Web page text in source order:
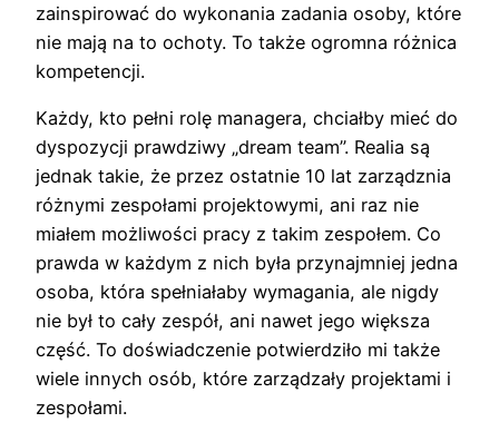
zainspirować do wykonania zadania osoby, które
nie mają na to ochoty. To także ogromna różnica
kompetencji.
Każdy, kto pełni rolę managera, chciałby mieć do
dyspozycji prawdziwy „dream team”. Realia są
jednak takie, że przez ostatnie 10 lat zarządznia
różnymi zespołami projektowymi, ani raz nie
miałem możliwości pracy z takim zespołem. Co
prawda w każdym z nich była przynajmniej jedna
osoba, która spełniałaby wymagania, ale nigdy
nie był to cały zespół, ani nawet jego większa
część. To doświadczenie potwierdziło mi także
wiele innych osób, które zarządzały projektami i
zespołami.